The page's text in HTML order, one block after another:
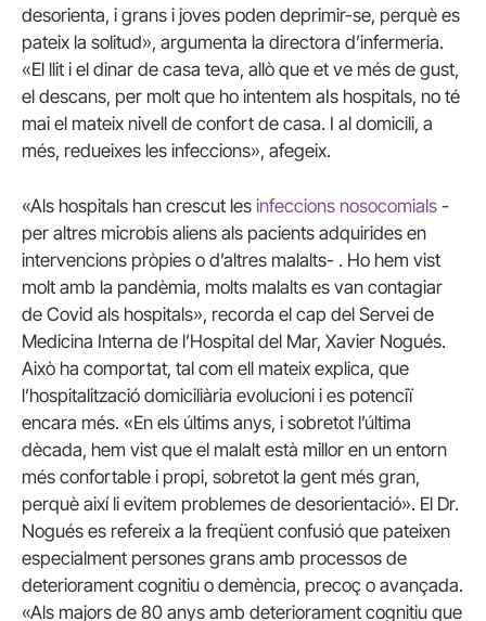
desorienta, i grans i joves poden deprimir-se, perquè es
pateix la solitud», argumenta la directora d’infermeria.
«El llit i el dinar de casa teva, allò que et ve més de gust,
el descans, per molt que ho intentem aIs hospitals, no té
mai el mateix nivell de confort de casa. I al domicili, a
més, redueixes les infeccions», afegeix.
«Als hospitals han crescut les infeccions nosocomials -
per altres microbis aliens als pacients adquirides en
intervencions pròpies o d’altres malalts- . Ho hem vist
molt amb la pandèmia, molts malalts es van contagiar
de Covid als hospitals», recorda el cap del Servei de
Medicina Interna de l’Hospital del Mar, Xavier Nogués.
Això ha comportat, tal com ell mateix explica, que
l’hospitalització domiciliària evolucioni i es potenciï
encara més. «En els últims anys, i sobretot l’última
dècada, hem vist que el malalt està millor en un entorn
més confortable i propi, sobretot la gent més gran,
perquè així li evitem problemes de desorientació». El Dr.
Nogués es refereix a la freqüent confusió que pateixen
especialment persones grans amb processos de
deteriorament cognitiu o demència, precoç o avançada.
«Als majors de 80 anys amb deteriorament cognitiu que